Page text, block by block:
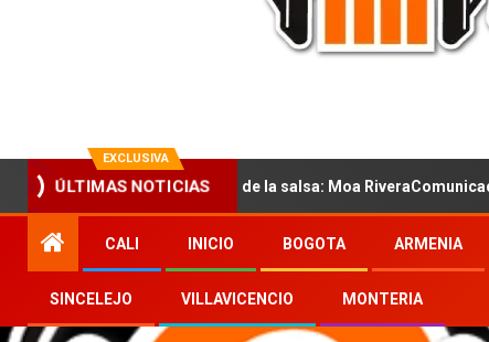
EXCLUSIVA
ÚLTIMAS NOTICIAS
nueva voz sensual de la salsa: Moa RiveraComunicado de prensa
CALI INICIO BOGOTA ARMENIA
SINCELEJO VILLAVICENCIO MONTERIA